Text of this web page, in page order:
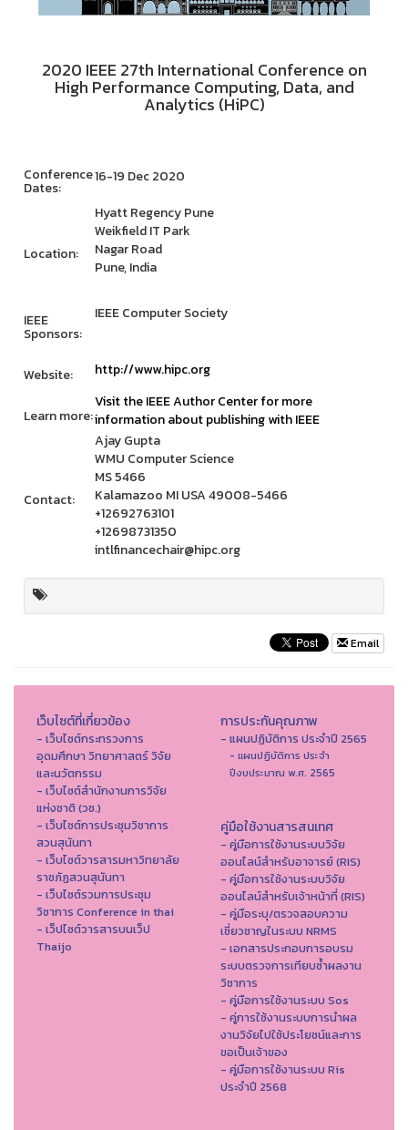
2020 IEEE 27th International Conference on
High Performance Computing, Data, and
Analytics (HiPC)
Conference
Dates:
16-19 Dec 2020
Location:
Hyatt Regency Pune
Weikfield IT Park
Nagar Road
Pune, India
IEEE
Sponsors:
IEEE Computer Society
Website: http://www.hipc.org
Learn more:
Visit the IEEE Author Center for more
information about publishing with IEEE
Contact:
Ajay Gupta
WMU Computer Science
MS 5466
Kalamazoo MI USA 49008-5466
+12692763101
+12698731350
intlfinancechair@hipc.org
Email
เว็บไซต์ที่เกี่ยวข้อง
- เว็บไซต์กระทรวงการ
อุดมศึกษา วิทยาศาสตร์ วิจัย
และนวัตกรรม
- เว็บไซต์สำนักงานการวิจัย
แห่งชาติ (วช.)
- เว็บไซต์การประชุมวิชาการ
สวนสุนันทา
- เว็บไซต์วารสารมหาวิทยาลัย
ราชภัฏสวนสุนันทา
- เว็บไซต์รวมการประชุม
วิชาการ Conference in thai
- เว็ปไซต์วารสารบนเว็ป
Thaijo
การประกันคุณภาพ
- แผนปฏิบัติการ ประจำปี 2565
- แผนปฏิบัติการ ประจำ
ปีงบประมาณ พ.ศ. 2565
คู่มือใช้งานสารสนเทศ
- คู่มือการใช้งานระบบวิจัย
ออนไลน์สำหรับอาจารย์ (RIS)
- คู่มือการใช้งานระบบวิจัย
ออนไลน์สำหรับเจ้าหน้าที่ (RIS)
- คู่มือระบุ/ตรวจสอบความ
เชี่ยวชาญในระบบ NRMS
- เอกสารประกอบการอบรม
ระบบตรวจการเทียบซ้ำผลงาน
วิชาการ
- คู่มือการใช้งานระบบ Sos
- คู่การใช้งานระบบการนำผล
งานวิจัยไปใช้ประโยชน์และการ
ขอเป็นเจ้าของ
- คู่มือการใช้งานระบบ Ris
ประจำปี 2568